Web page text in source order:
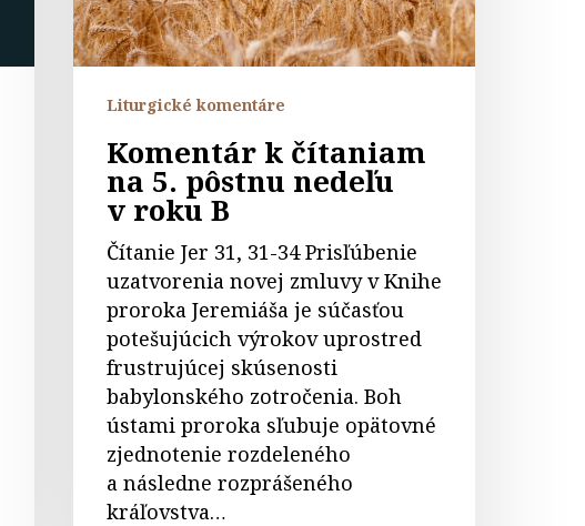
v roku
B
Liturgické komentáre
Komentár k čítaniam
na 5. pôstnu nedeľu
v roku B
Čítanie Jer 31, 31-34 Prisľúbenie
uzatvorenia novej zmluvy v Knihe
proroka Jeremiáša je súčasťou
potešujúcich výrokov uprostred
frustrujúcej skúsenosti
babylonského zotročenia. Boh
ústami proroka sľubuje opätovné
zjednotenie rozdeleného
a následne rozprášeného
kráľovstva…